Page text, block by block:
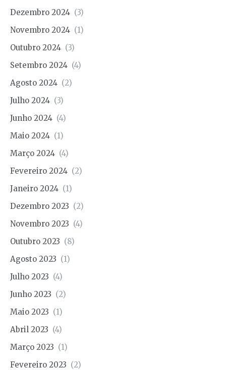
Dezembro 2024 (3)
Novembro 2024 (1)
Outubro 2024 (3)
Setembro 2024 (4)
Agosto 2024 (2)
Julho 2024 (3)
Junho 2024 (4)
Maio 2024 (1)
Março 2024 (4)
Fevereiro 2024 (2)
Janeiro 2024 (1)
Dezembro 2023 (2)
Novembro 2023 (4)
Outubro 2023 (8)
Agosto 2023 (1)
Julho 2023 (4)
Junho 2023 (2)
Maio 2023 (1)
Abril 2023 (4)
Março 2023 (1)
Fevereiro 2023 (2)